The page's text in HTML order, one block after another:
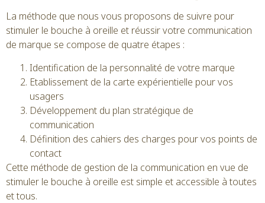
La méthode que nous vous proposons de suivre pour
stimuler le bouche à oreille et réussir votre communication
de marque se compose de quatre étapes :
Identification de la personnalité de votre marque
Etablissement de la carte expérientielle pour vos
usagers
Développement du plan stratégique de
communication
Définition des cahiers des charges pour vos points de
contact
Cette méthode de gestion de la communication en vue de
stimuler le bouche à oreille est simple et accessible à toutes
et tous.